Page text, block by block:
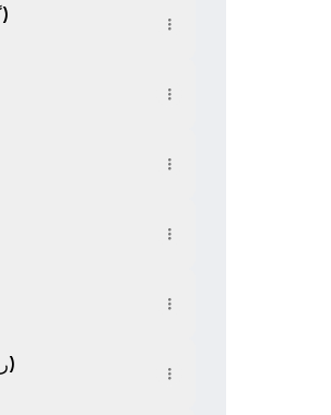
گُڈیکو تُغ (افسانہ تامجموعہ)
راز ء حیات (مولانا وحید الدین)